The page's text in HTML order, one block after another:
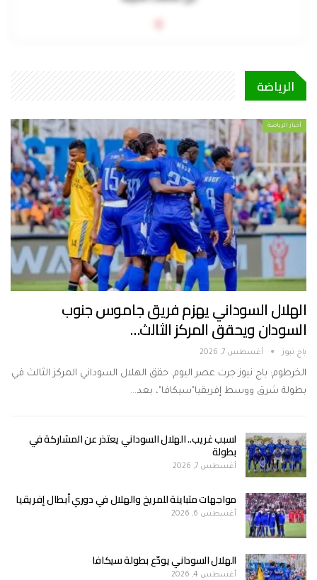
الرياضة
أخبار الرياضة
الهلال السوداني يهزم فريق جاموس جنوب
السودان ويحقق المركز الثالث…
باج نيوز أغسطس 7, 2026
الخرطوم: باج نيوز جرت عصر اليوم. حقق الهلال السوداني المركز الثالث في
بطولة شرق ووسط إفريقيا"سيكافا"، بعد…
لسبب غريب.. الهلال السوداني يعتذر عن المشاركة في
بطولة
أغسطس 7, 2026
مواجهات متباينة للمريخ والهلال في دوري أبطال إفريقيا
أغسطس 6, 2026
الهلال السوداني يودّع بطولة سيكافا
أغسطس 4, 2026